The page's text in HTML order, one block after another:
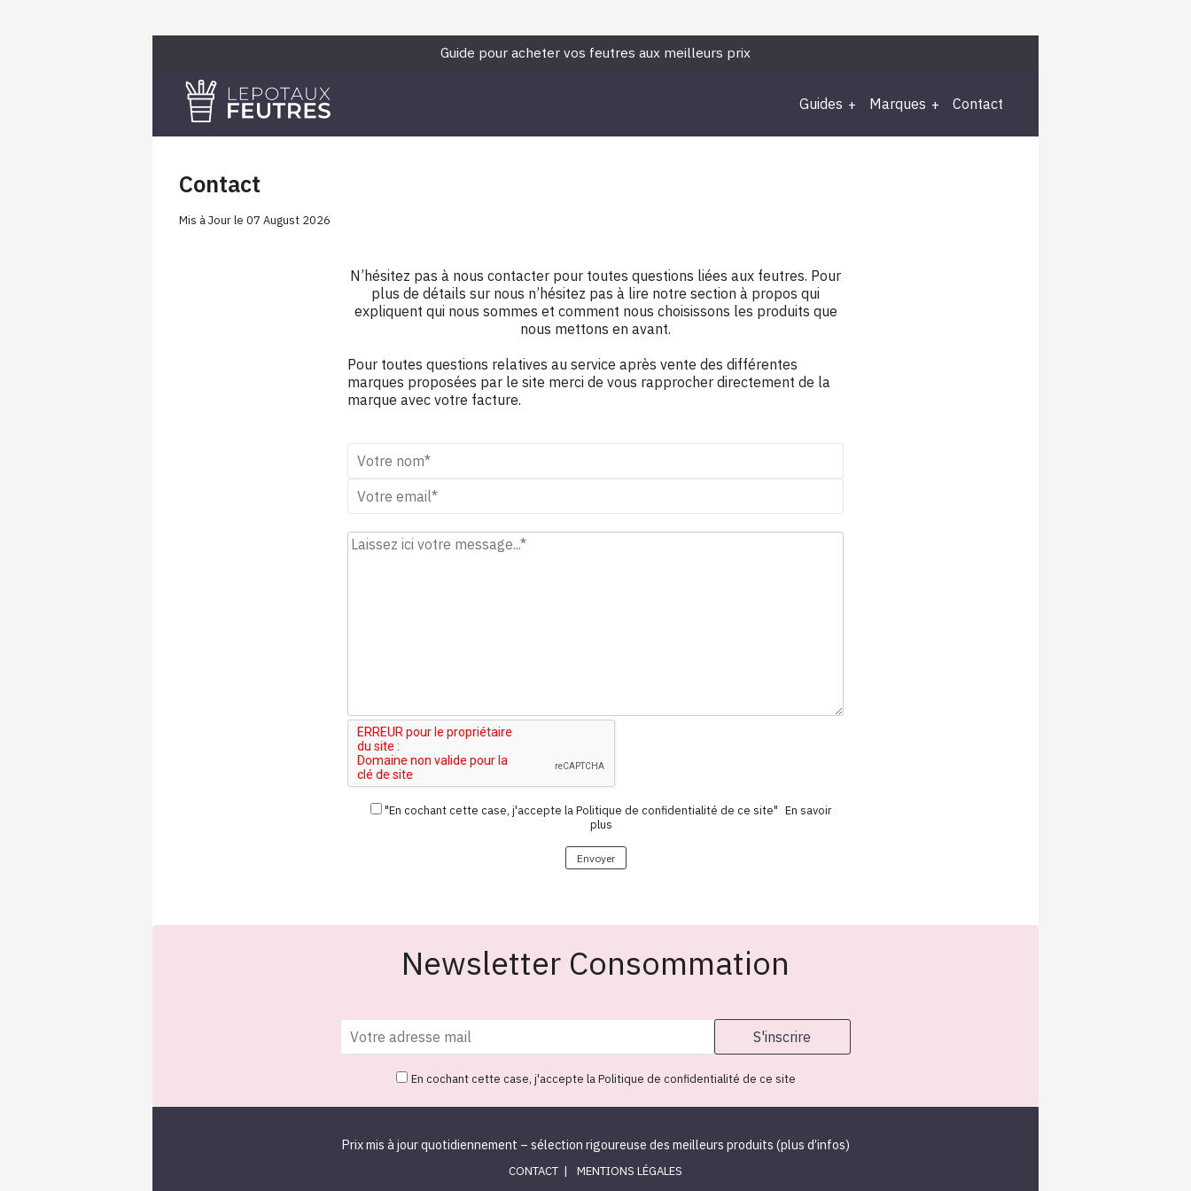
content
Guide pour acheter vos feutres aux meilleurs prix
Le pot aux feutres Guides Marques Contact
Contact
Mis à Jour le 07 August 2026
N’hésitez pas à nous contacter pour toutes questions liées aux feutres. Pour
plus de détails sur nous n’hésitez pas à lire notre section à propos qui
expliquent qui nous sommes et comment nous choisissons les produits que
nous mettons en avant.
Pour toutes questions relatives au service après vente des différentes
marques proposées par le site merci de vous rapprocher directement de la
marque avec votre facture.
"En cochant cette case, j'accepte la Politique de confidentialité de ce site" En savoir
plus
Newsletter Consommation
En cochant cette case, j'accepte la Politique de confidentialité de ce site
Prix mis à jour quotidiennement – sélection rigoureuse des meilleurs produits (plus d’infos)
CONTACT MENTIONS LÉGALES